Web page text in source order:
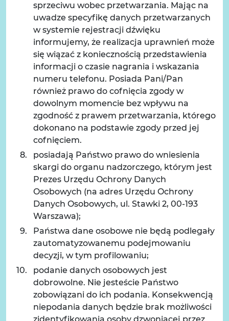
sprzeciwu wobec przetwarzania. Mając na
uwadze specyfikę danych przetwarzanych
w systemie rejestracji dźwięku
informujemy, że realizacja uprawnień może
się wiązać z koniecznością przedstawienia
informacji o czasie nagrania i wskazania
numeru telefonu. Posiada Pani/Pan
również prawo do cofnięcia zgody w
dowolnym momencie bez wpływu na
zgodność z prawem przetwarzania, którego
dokonano na podstawie zgody przed jej
cofnięciem.
posiadają Państwo prawo do wniesienia
skargi do organu nadzorczego, którym jest
Prezes Urzędu Ochrony Danych
Osobowych (na adres Urzędu Ochrony
Danych Osobowych, ul. Stawki 2, 00-193
Warszawa);
Państwa dane osobowe nie będą podlegały
zautomatyzowanemu podejmowaniu
decyzji, w tym profilowaniu;
podanie danych osobowych jest
dobrowolne. Nie jesteście Państwo
zobowiązani do ich podania. Konsekwencją
niepodania danych będzie brak możliwości